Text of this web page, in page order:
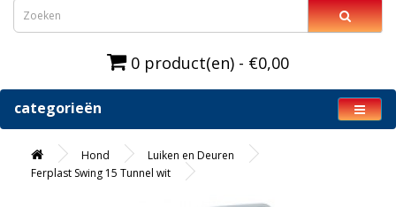
0 product(en) - €0,00
categorieën
Hond
Luiken en Deuren
Ferplast Swing 15 Tunnel wit